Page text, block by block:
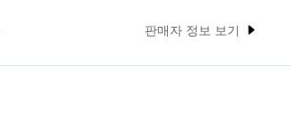
판매자 정보 보기